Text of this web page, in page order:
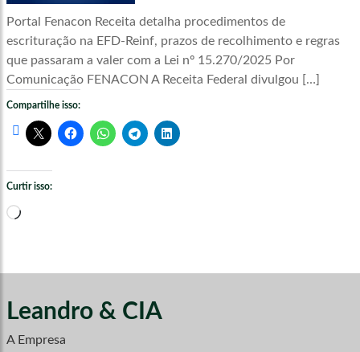
Portal Fenacon Receita detalha procedimentos de
escrituração na EFD-Reinf, prazos de recolhimento e regras
que passaram a valer com a Lei nº 15.270/2025 Por
Comunicação FENACON A Receita Federal divulgou […]
Compartilhe isso:
Curtir isso:
Carregando...
Leandro & CIA
A Empresa